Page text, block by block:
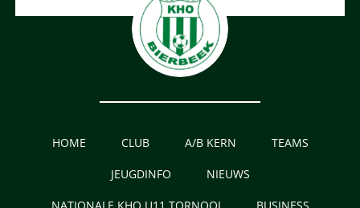
HOME CLUB A/B KERN TEAMS
JEUGDINFO NIEUWS